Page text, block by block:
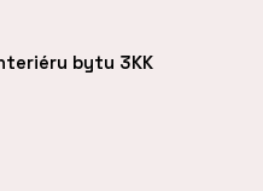
bytu 3KK